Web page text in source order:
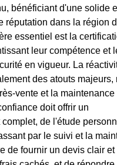
bénéficiant d'une solide
réputation dans la région
essentiel est la
leur compétence et
en vigueur. La
des atouts majeurs,
vente et la maintenance
doit offrir un
de l'étude
par le suivi et la
de fournir un devis clair et